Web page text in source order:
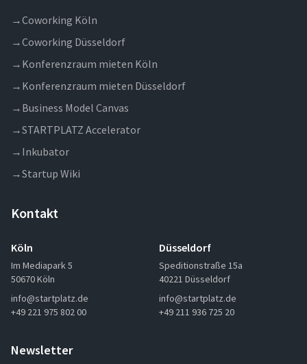
→Coworking Köln
→Coworking Düsseldorf
→ Konferenzraum mieten Köln
→ Konferenzraum mieten Düsseldorf
→ Business Model Canvas
→STARTPLATZ Accelerator
→ Inkubator
→Startup Wiki
Kontakt
Köln
Im Mediapark 5
50670 Köln
info@startplatz.de
+49 221 975 802 00
Düsseldorf
Speditionstraße 15a
40221 Düsseldorf
info@startplatz.de
+49 211 936 725 20
Newsletter